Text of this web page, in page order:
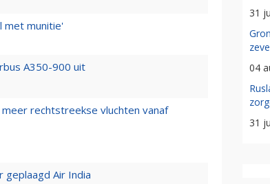
met munitie'
A350-900 uit
rechtstreekse vluchten vanaf
geplaagd Air India
31
04
31